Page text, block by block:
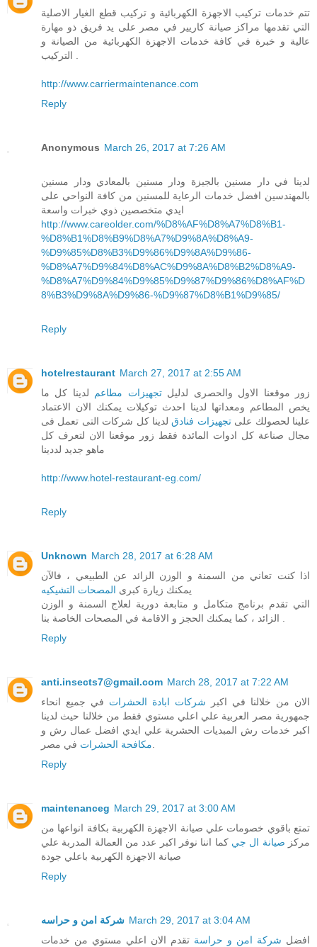
تتم خدمات تركيب الاجهزة الكهربائية و تركيب قطع الغيار الاصلية
التي تقدمها مراكز صيانة كاريير في مصر على يد فريق ذو مهارة
عالية و خبرة في كافة خدمات الاجهزة الكهربائية من الصيانة و
التركيب .
http://www.carriermaintenance.com
Reply
Anonymous March 26, 2017 at 7:26 AM
لدينا في دار مسنين بالجيزة ودار مسنين بالمعادي ودار مسنين
بالمهندسين افضل خدمات الرعاية للمسنين من كافة النواحي على
ايدي متخصصين ذوي خبرات واسعة
http://www.careolder.com/%D8%AF%D8%A7%D8%B1-
%D8%B1%D8%B9%D8%A7%D9%8A%D8%A9-
%D9%85%D8%B3%D9%86%D9%8A%D9%86-
%D8%A7%D9%84%D8%AC%D9%8A%D8%B2%D8%A9-
%D8%A7%D9%84%D9%85%D9%87%D9%86%D8%AF%D
8%B3%D9%8A%D9%86-%D9%87%D8%B1%D9%85/
Reply
hotelrestaurant March 27, 2017 at 2:55 AM
زور موقعنا الاول والحصرى لدليلتجهيزات مطاعم
لدينا كل ما
يخص المطاعم ومعداتها لدينا احدث توكيلات يمكنك الان الاعتماد
علينا لحصولك علىتجهيزات فنادق لدينا كل شركات التى تعمل فى
مجال صناعة كل ادوات المائدة فقط زور موقعنا الان لتعرف كل
ماهو جديد لددينا
http://www.hotel-restaurant-eg.com/
Reply
Unknown March 28, 2017 at 6:28 AM
اذا كنت تعاني من السمنة و الوزن الزائد عن الطبيعي ، فالآن
يمكنك زيارة كبرى المصحات التشيكيه
التي تقدم برنامج متكامل و متابعة دورية لعلاج السمنة و الوزن
Reply
anti.insects7@gmail.com March 28, 2017 at 7:22 AM
الان من خلالنا في اكبر شركات ابادة الحشرات في جميع انحاء
جمهورية مصر العربية علي اعلي مستوي فقط من خلالنا حيث لدينا
اكبر خدمات رش المبديات الحشرية علي ايدي افضل عمال رش و
مكافحة الحشرات
Reply
maintenanceg March 29, 2017 at 3:00 AM
تمتع باقوي خصومات علي صيانة الاجهزة الكهربية بكافة انواعها من
مركز صيانة ال جي كما اننا نوفر اكبر عدد من العمالة المدربة علي
صيانة الاجهزة الكهربية باعلي جودة
Reply
شركة امن و حراسه March 29, 2017 at 3:04 AM
افضل شركة امن و حراسة تقدم الان اعلي مستوي من خدمات